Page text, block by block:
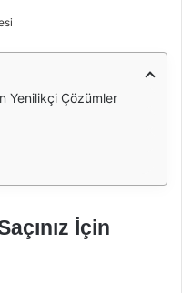
Yenilikçi Çözümler
İçin